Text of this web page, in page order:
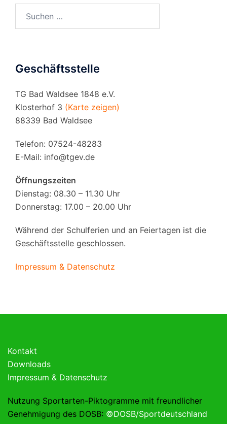
Geschäftsstelle
TG Bad Waldsee 1848 e.V.
Klosterhof 3 (Karte zeigen)
88339 Bad Waldsee
Telefon: 07524-48283
E-Mail: info@tgev.de
Öffnungszeiten
Dienstag: 08.30 – 11.30 Uhr
Donnerstag: 17.00 – 20.00 Uhr
Während der Schulferien und an Feiertagen ist die
Geschäftsstelle geschlossen.
Impressum & Datenschutz
Kontakt
Downloads
Impressum & Datenschutz
Nutzung Sportarten-Piktogramme mit freundlicher
Genehmigung des DOSB: ©DOSB/Sportdeutschland